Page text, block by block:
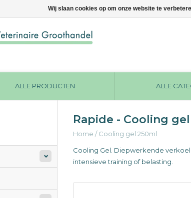
ALLE PRODUCTEN ALLE
Rapide - Cooling
Home /Cooling gel 250ml
Cooling Gel. Diepwerkende
intensieve training of belasting.
Wij slaan cookies op om onze website te